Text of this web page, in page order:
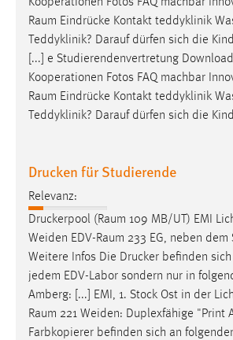
Raum Eindrücke Kontakt teddyklinik
Teddyklinik? Darauf dürfen sich die
[...] e Studierendenvertretung
Kooperationen Fotos FAQ machbar
Raum Eindrücke Kontakt teddyklinik
Teddyklinik? Darauf dürfen sich die
Drucken für Studierende
Relevanz:
Druckerpool (Raum 109 MB/UT) EMI
Weiden EDV-Raum 233 EG, neben
Weitere Infos Die Drucker befinden
jedem EDV-Labor sondern nur in
Amberg: [...] EMI, 1. Stock Ost in der
Raum 221 Weiden: Duplexfähige "Print
Farbkopierer befinden sich an